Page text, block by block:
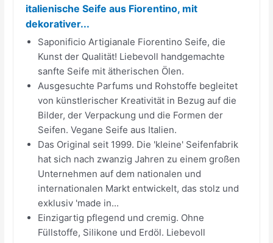
italienische Seife aus Fiorentino, mit
dekorativer...
Saponificio Artigianale Fiorentino Seife, die
Kunst der Qualität! Liebevoll handgemachte
sanfte Seife mit ätherischen Ölen.
Ausgesuchte Parfums und Rohstoffe begleitet
von künstlerischer Kreativität in Bezug auf die
Bilder, der Verpackung und die Formen der
Seifen. Vegane Seife aus Italien.
Das Original seit 1999. Die 'kleine' Seifenfabrik
hat sich nach zwanzig Jahren zu einem großen
Unternehmen auf dem nationalen und
internationalen Markt entwickelt, das stolz und
exklusiv 'made in...
Einzigartig pflegend und cremig. Ohne
Füllstoffe, Silikone und Erdöl. Liebevoll